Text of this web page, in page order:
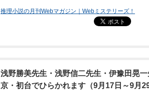
推理小説の月刊Webマガジン｜Webミステリーズ！
浅野勝美先生・浅野信二先生・伊豫田晃
京・初台でひらかれます（9月17日～9月